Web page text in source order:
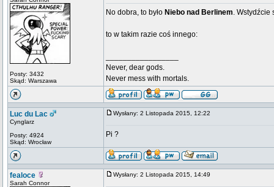
Posty: 3432
Skąd: Warszawa
No dobra, to było Niebo nad Berlinem. Wstydźcie
to w takim razie coś innego:
Never, dear gods.
Never mess with mortals.
Luc du Lac
Cynglarz
Posty: 4924
Skąd: Wrocław
Wysłany: 2 Listopada 2015, 12:22
Pi ?
fealoce
Sarah Connor
Wysłany: 2 Listopada 2015, 14:49